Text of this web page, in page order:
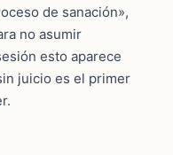
de sanación»,
no asumir
esto aparece
juicio es el primer